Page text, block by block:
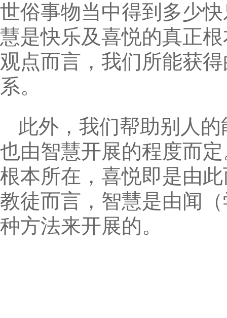
世俗事物当中得到多少
慧是快乐及喜悦的真正
观点而言，我们所能获
系。
此外，我们帮助别人
也由智慧开展的程度而
根本所在，喜悦即是由
教徒而言，智慧是由闻
种方法来开展的。